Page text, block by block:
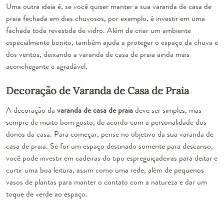
Uma outra ideia é, se você quiser manter a sua varanda de casa de
praia fechada em dias chuvosos, por exemplo, é investir em uma
fachada toda revestida de vidro. Além de criar um ambiente
especialmente bonito, também ajuda a proteger o espaço da chuva e
dos ventos, deixando a varanda de casa de praia ainda mais
aconchegante e agradável.
Decoração de Varanda de Casa de Praia
A decoração da varanda de casa de praiadeve ser simples, mas
sempre de muito bom gosto, de acordo com a personalidade dos
donos da casa. Para começar, pense no objetivo da sua varanda de
casa de praia. Se for um espaço destinado somente para descanso,
você pode investir em cadeiras do tipo espreguiçadeiras para deitar e
curtir uma boa leitura, assim como uma rede, além de pequenos
vasos de plantas para manter o contato com a natureza e dar um
toque de verde ao espaço.